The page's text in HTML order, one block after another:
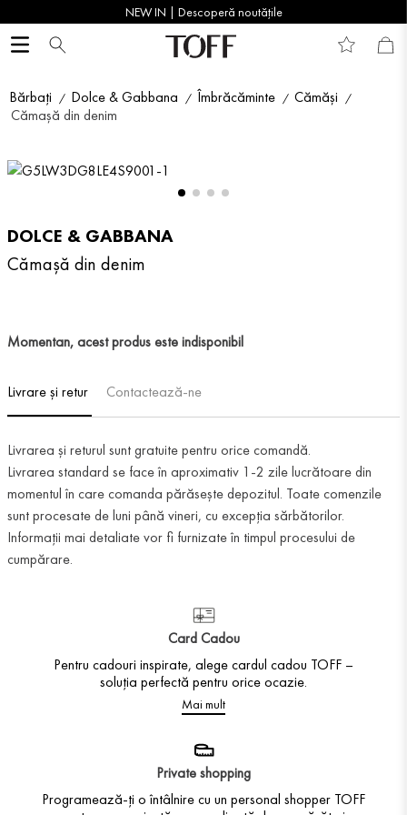
NEW IN | Descoperă noutățile
Bărbați Dolce & Gabbana Îmbrăcăminte
Cămăși
Cămașă din denim
DOLCE & GABBANA
Cămașă din denim
Momentan, acest produs este indisponibil
Livrare și retur Contactează-ne
Livrarea și returul sunt gratuite pentru orice comandă.
Livrarea standard se face în aproximativ 1-2 zile lucrătoare din
momentul în care comanda părăsește depozitul. Toate comenzile
sunt procesate de luni până vineri, cu excepția sărbătorilor.
Informații mai detaliate vor fi furnizate în timpul procesului de
cumpărare.
Card Cadou
Pentru cadouri inspirate, alege cardul cadou TOFF –
soluția perfectă pentru orice ocazie.
Mai mult
Private shopping
Programează-ți o întâlnire cu un personal shopper TOFF